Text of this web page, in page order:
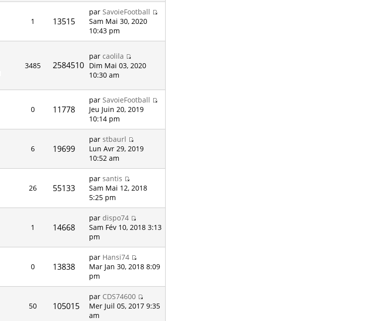
1 13515
parSavoieFootball
Sam Mai 30, 2020
10:43 pm
3485 2584510
par caolila
Dim Mai 03, 2020
10:30 am
0 11778
parSavoieFootball
Jeu Juin 20, 2019
10:14 pm
6 19699
parstbaurl
Lun Avr 29, 2019
10:52 am
26 55133
parsantis
Sam Mai 12, 2018
5:25 pm
1 14668
pardispo74
Sam Fév 10, 2018 3:13
pm
0 13838
par Hansi74
Mar Jan 30, 2018 8:09
pm
50 105015
par CDS74600
Mer Juil 05, 2017 9:35
am